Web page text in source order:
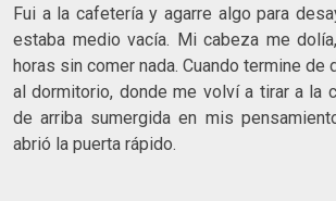
Fui a la cafetería y agarre algo para
estaba medio vacía. Mi cabeza me
horas sin comer nada. Cuando termine de
al dormitorio, donde me volví a tirar a la
de arriba sumergida en mis
abrió la puerta rápido.